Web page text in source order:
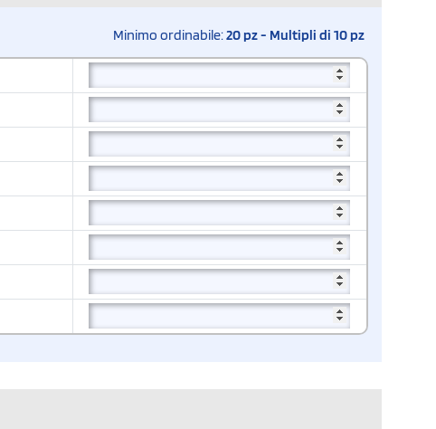
Minimo ordinabile:20 pz - Multipli di 10 pz